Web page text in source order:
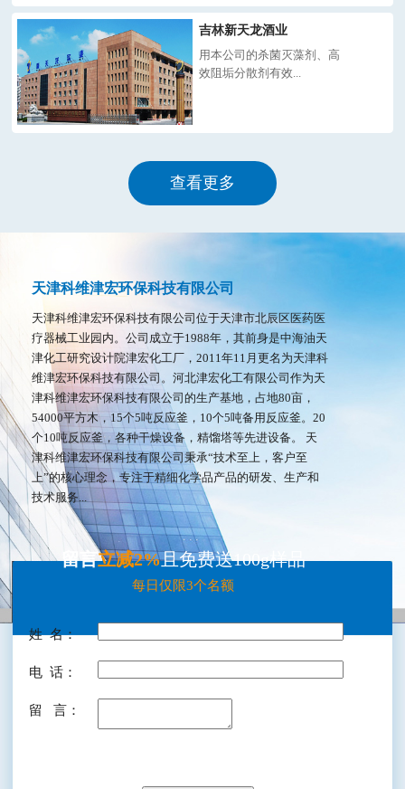
吉林新天龙酒业
用本公司的杀菌灭藻剂、高
效阻垢分散剂有效...
查看更多
天津科维津宏环保科技有限公司
天津科维津宏环保科技有限公司位于天津市北辰区医药医
疗器械工业园内。公司成立于1988年，其前身是中海油天
津化工研究设计院津宏化工厂，2011年11月更名为天津科
维津宏环保科技有限公司。河北津宏化工有限公司作为天
津科维津宏环保科技有限公司的生产基地，占地80亩，
54000平方木，15个5吨反应釜，10个5吨备用反应釜。20
个10吨反应釜，各种干燥设备，精馏塔等先进设备。 天
津科维津宏环保科技有限公司秉承“技术至上，客户至
上”的核心理念，专注于精细化学品产品的研发、生产和
技术服务...
留言立减2%且免费送100g样品
每日仅限3个名额
姓 名：
电 话：
留 言：